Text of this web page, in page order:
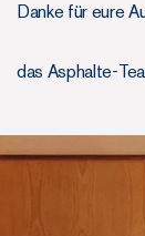
Danke für eure
das Asphalte-